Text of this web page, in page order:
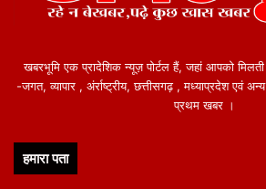
खबरभूमि एक प्रादेशिक न्यूज़ पोर्टल हैं, जहां आपको
-जगत, व्यापार , अंर्राष्ट्रीय, छत्तीसगढ़ , मध्याप्रदेश एवं
प्रथम खबर ।
हमारा पता